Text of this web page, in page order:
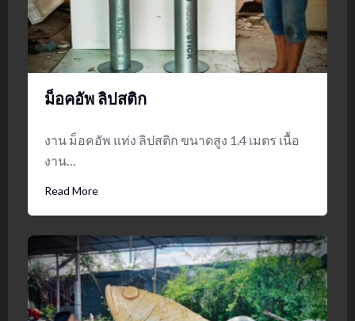
ม็อคอัพ ลิปสติก
งาน ม็อคอัพ แท่ง ลิปสติก ขนาดสูง 1.4 เมตร เนื้อ
งาน…
Read More